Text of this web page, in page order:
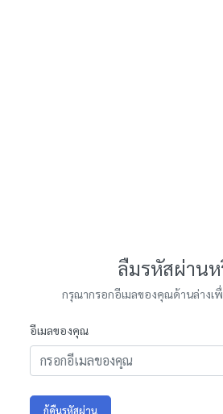
ศษสำหรับ
สมาชิก
ลืมรหัสผ่านห
กรุณากรอกอีเมลของคุณด้านล่างเ
อีเมลของคุณ
กู้คืนรหัสผ่าน